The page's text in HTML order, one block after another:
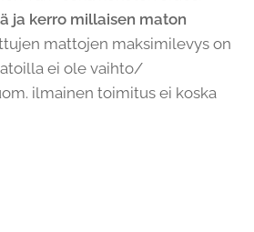
ja kerro millaisen maton
mattojen maksimilevys on
ei ole vaihto/
ilmainen toimitus ei koska